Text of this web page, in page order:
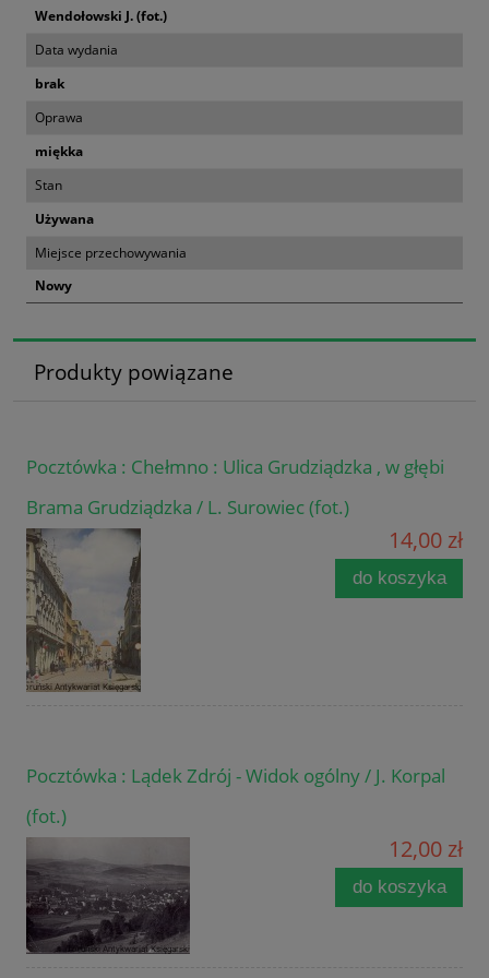
Wendołowski J. (fot.)
Data wydania
brak
Oprawa
miękka
Stan
Używana
Miejsce przechowywania
Nowy
Produkty powiązane
Pocztówka : Chełmno : Ulica Grudziądzka , w głębi
Brama Grudziądzka / L. Surowiec (fot.)
14,00 zł
do koszyka
Pocztówka : Lądek Zdrój - Widok ogólny / J. Korpal
(fot.)
12,00 zł
do koszyka